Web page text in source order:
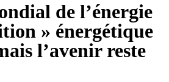
de l’énergie
» énergétique
l’avenir reste